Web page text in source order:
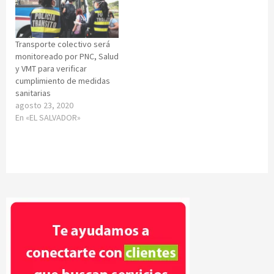
Transporte colectivo será
monitoreado por PNC, Salud
y VMT para verificar
cumplimiento de medidas
sanitarias
agosto 23, 2020
En «EL SALVADOR»